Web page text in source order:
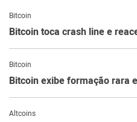
Bitcoin
Bitcoin toca crash line e
Bitcoin
Bitcoin exibe formação rara
Altcoins